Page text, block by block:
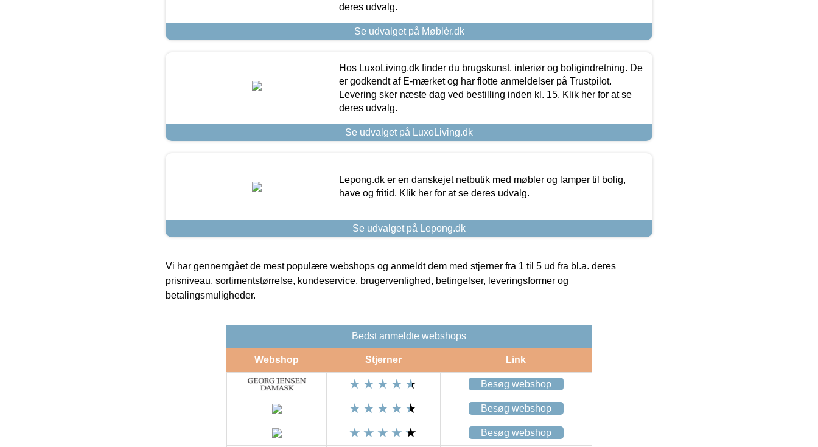
deres udvalg.
Se udvalget på Møblér.dk
Hos LuxoLiving.dk finder du brugskunst, interiør og boligindretning. De
er godkendt af E-mærket og har flotte anmeldelser på Trustpilot.
Levering sker næste dag ved bestilling inden kl. 15. Klik her for at se
deres udvalg.
Se udvalget på LuxoLiving.dk
Lepong.dk er en danskejet netbutik med møbler og lamper til bolig,
have og fritid. Klik her for at se deres udvalg.
Se udvalget på Lepong.dk
Vi har gennemgået de mest populære webshops og anmeldt dem med stjerner fra 1 til 5 ud fra bl.a. deres
prisniveau, sortimentstørrelse, kundeservice, brugervenlighed, betingelser, leveringsformer og
betalingsmuligheder.
Bedst anmeldte webshops
Webshop Stjerner Link
Besøg webshop
Besøg webshop
Besøg webshop